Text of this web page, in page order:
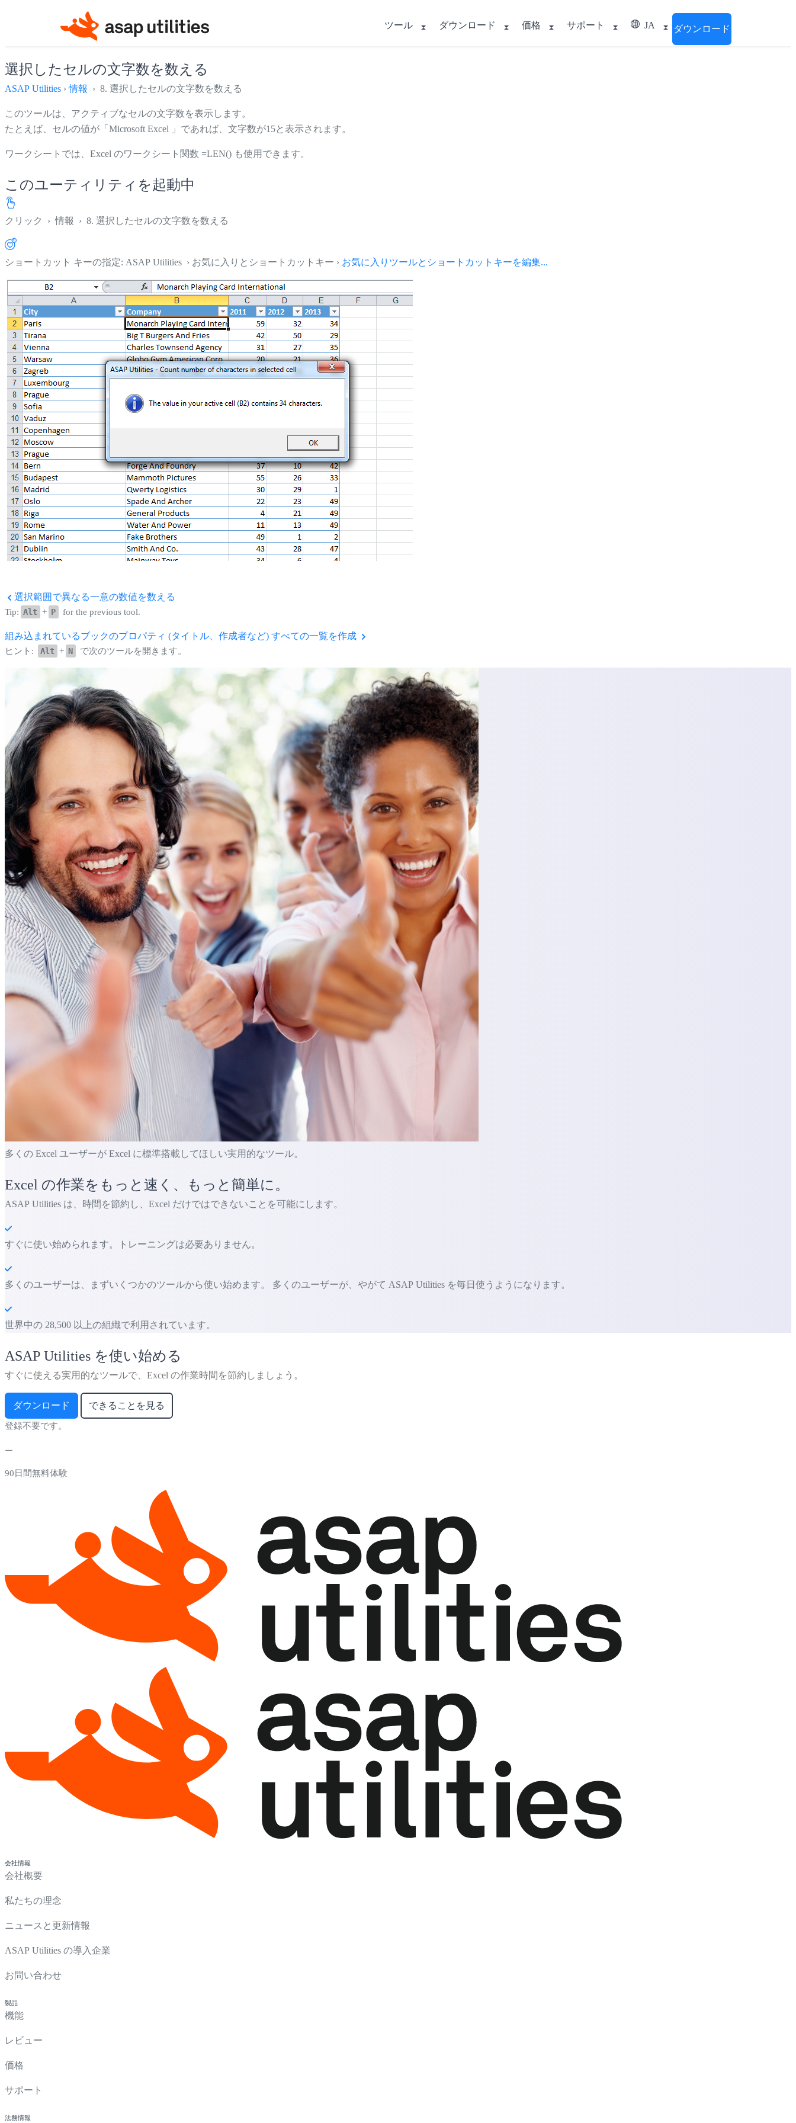
ツール ダウンロード 価格 サポート JA ダウンロード
選択したセルの文字数を数える
ASAP Utilities ›情報 › 8. 選択したセルの文字数を数える
このツールは、アクティブなセルの文字数を表示します。
たとえば、セルの値が「Microsoft Excel 」であれば、文字数が15と表示されます。
ワークシートでは、Excel のワークシート関数 =LEN() も使用できます。
このユーティリティを起動中
クリック ›情報 › 8. 選択したセルの文字数を数える
ショートカット キーの指定: ASAP Utilities › お気に入りとショートカットキー › お気に入りツールとショートカットキーを編集...
選択範囲で異なる一意の数値を数える
Tip: Alt + P for the previous tool.
組み込まれているブックのプロパティ (タイトル、作成者など) すべての一覧を作成
ヒント: Alt + N で次のツールを開きます。
多くの Excel ユーザーが Excel に標準搭載してほしい実用的なツール。
Excel の作業をもっと速く、もっと簡単に。
ASAP Utilities は、時間を節約し、Excel だけではできないことを可能にします。
すぐに使い始められます。トレーニングは必要ありません。
多くのユーザーは、まずいくつかのツールから使い始めます。 多くのユーザーが、やがて ASAP Utilities を毎日使うようになります。
世界中の 28,500 以上の組織で利用されています。
ASAP Utilities を使い始める
すぐに使える実用的なツールで、Excel の作業時間を節約しましょう。
ダウンロード できることを見る
登録不要です。
90日間無料体験
会社情報
会社概要
私たちの理念
ニュースと更新情報
ASAP Utilities の導入企業
お問い合わせ
製品
機能
レビュー
価格
サポート
法務情報